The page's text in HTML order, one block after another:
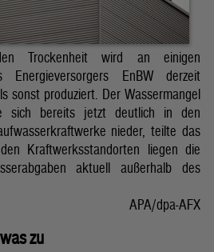
Trockenheit wird an einigen
Energieversorgers EnBW derzeit
sonst produziert. Der Wassermangel
sich bereits jetzt deutlich in den
nieder, teilte das
Kraftwerksstandorten liegen die
aktuell außerhalb des
APA/dpa-AFX
zu